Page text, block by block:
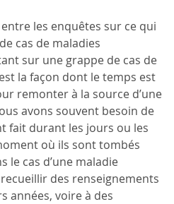
les enquêtes sur ce qui
cas de maladies
sur une grappe de cas de
la façon dont le temps est
remonter à la source d’une
avons souvent besoin de
fait durant les jours ou les
où ils sont tombés
le cas d’une maladie
des renseignements
années, voire à des